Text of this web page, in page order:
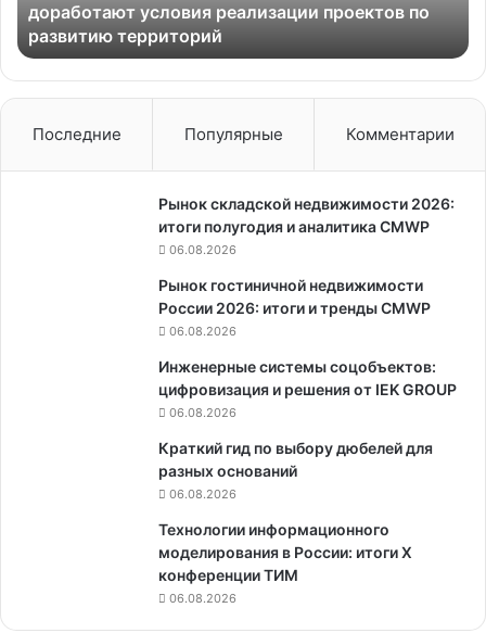
условия
реализации
проектов
по
развитию
территорий
доработают условия реализации проектов по
развитию территорий
Последние Популярные Комментарии
Рынок складской недвижимости 2026:
итоги полугодия и аналитика CMWP
06.08.2026
Рынок гостиничной недвижимости
России 2026: итоги и тренды CMWP
06.08.2026
Инженерные системы соцобъектов:
цифровизация и решения от IEK GROUP
06.08.2026
Краткий гид по выбору дюбелей для
разных оснований
06.08.2026
Технологии информационного
моделирования в России: итоги X
конференции ТИМ
06.08.2026